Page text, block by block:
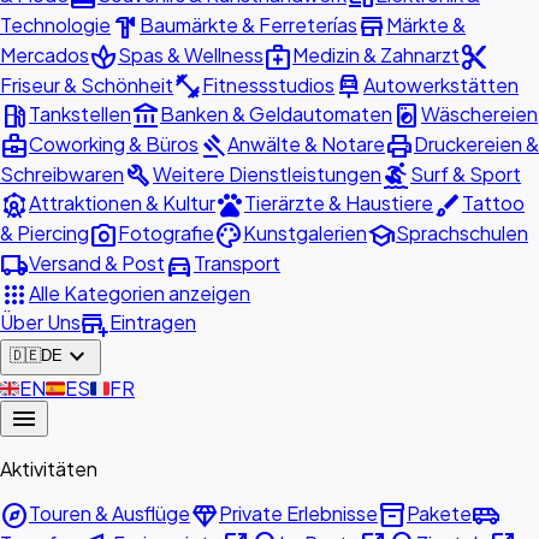
Technologie hardware Baumärkte & FerreteríasstoreMärkte &
MercadosspaSpas & Wellnessmedical_servicesMedizin & Zahnarztcontent_cut
Friseur & Schönheitfitness_centerFitnessstudios car_repairAutowerkstätten
local_gas_stationTankstellenaccount_balanceBanken & Geldautomaten local_laundry_serviceWäschereien
business_centerCoworking & Büros gavelAnwälte & NotareprintDruckereien &
SchreibwarenbuildWeitere DienstleistungensurfingSurf & Sport
attractionsAttraktionen & KulturpetsTierärzte & HaustierebrushTattoo
& Piercingphoto_cameraFotografiepaletteKunstgalerienschoolSprachschulen
local_shippingVersand & Postdirections_carTransport
appsAlle Kategorien anzeigen
Über Unsadd_businessEintragen
🇩🇪DE expand_more
🇬🇧EN🇪🇸ES🇫🇷FR
menu
Aktivitäten
exploreTouren & AusflügediamondPrivate Erlebnisseinventory_2Paketeairport_shuttle